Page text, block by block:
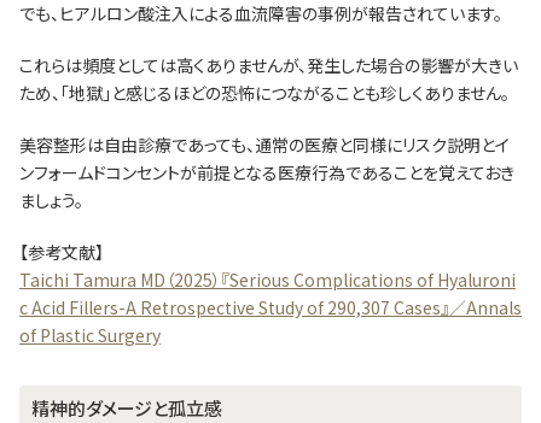
でも、ヒアルロン酸注入による血流障害の事例が報告されています。
これらは頻度としては高くありませんが、発生した場合の影響が大きい
ため、「地獄」と感じるほどの恐怖につながることも珍しくありません。
美容整形は自由診療であっても、通常の医療と同様にリスク説明とイ
ンフォームドコンセントが前提となる医療行為であることを覚えておき
ましょう。
【参考文献】
Taichi Tamura MD（2025）『Serious Complications of Hyaluroni
c Acid Fillers-A Retrospective Study of 290,307 Cases』／Annals
of Plastic Surgery
精神的ダメージと孤立感